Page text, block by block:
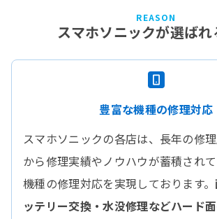
REASON
スマホソニックが選ばれ
豊富な機種の修理対応
スマホソニックの各店は、長年の修
から修理実績やノウハウが蓄積され
機種の修理対応を実現しております。
ッテリー交換・水没修理などハード